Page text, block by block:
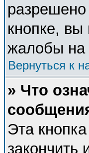
кнопке,
жалобы на
Вернуться к
» Что
Эта
закончить